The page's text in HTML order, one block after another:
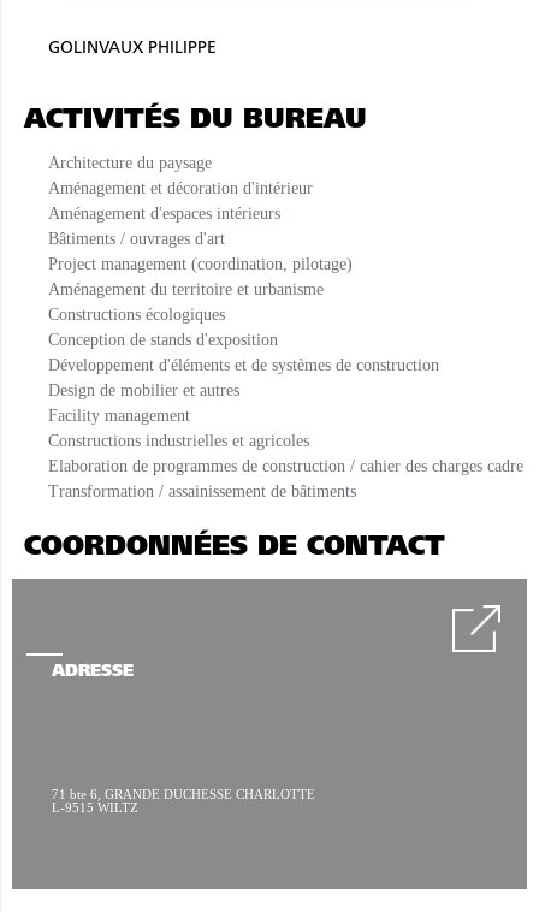
GOLINVAUX PHILIPPE
ACTIVITÉS DU BUREAU
Architecture du paysage
Aménagement et décoration d'intérieur
Aménagement d'espaces intérieurs
Bâtiments / ouvrages d'art
Project management (coordination, pilotage)
Aménagement du territoire et urbanisme
Constructions écologiques
Conception de stands d'exposition
Développement d'éléments et de systèmes de construction
Design de mobilier et autres
Facility management
Constructions industrielles et agricoles
Elaboration de programmes de construction / cahier des charges cadre
Transformation / assainissement de bâtiments
COORDONNÉES DE CONTACT
ADRESSE
71 bte 6, GRANDE DUCHESSE CHARLOTTE
L-9515 WILTZ